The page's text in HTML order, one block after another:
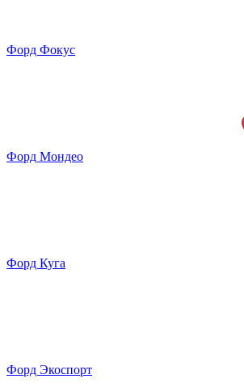
Форд Фокус
Форд Мондео
Форд Куга
Форд Экоспорт